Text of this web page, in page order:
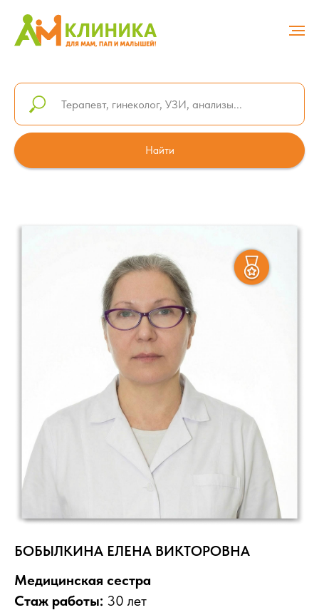
Найти
БОБЫЛКИНА ЕЛЕНА ВИКТОРОВНА
Медицинская сестра
Стаж работы: 30 лет